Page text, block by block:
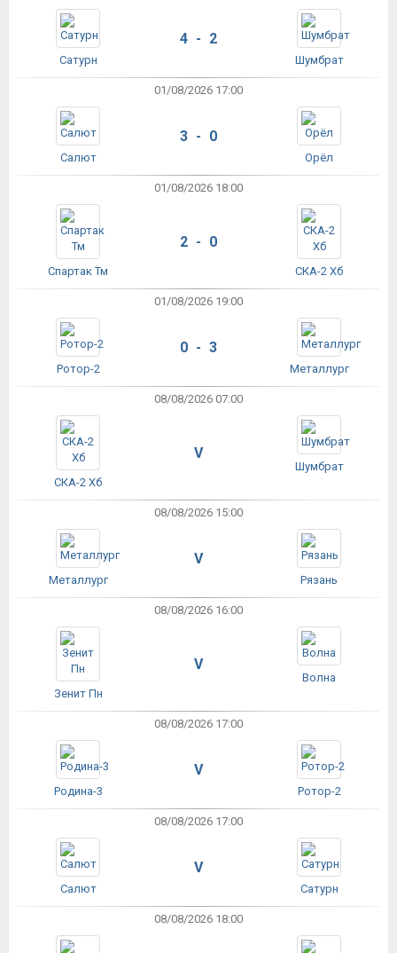
Сатурн
4 - 2
Шумбрат
01/08/2026 17:00
Салют
3 - 0
Орёл
01/08/2026 18:00
Спартак Тм
2 - 0
СКА-2 Хб
01/08/2026 19:00
Ротор-2
0 - 3
Металлург
08/08/2026 07:00
СКА-2 Хб
V
Шумбрат
08/08/2026 15:00
Металлург
V
Рязань
08/08/2026 16:00
Зенит Пн
V
Волна
08/08/2026 17:00
Родина-3
V
Ротор-2
08/08/2026 17:00
Салют
V
Сатурн
08/08/2026 18:00